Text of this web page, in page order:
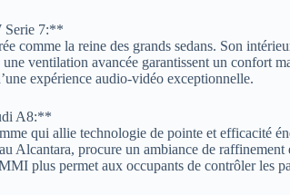
Serie 7:**
comme la reine des grands sedans. Son
ventilation avancée garantissent un
expérience audio-vidéo exceptionnelle.
A8:**
qui allie technologie de pointe et efficacité
Alcantara, procure un ambiance de
plus permet aux occupants de contrôler les